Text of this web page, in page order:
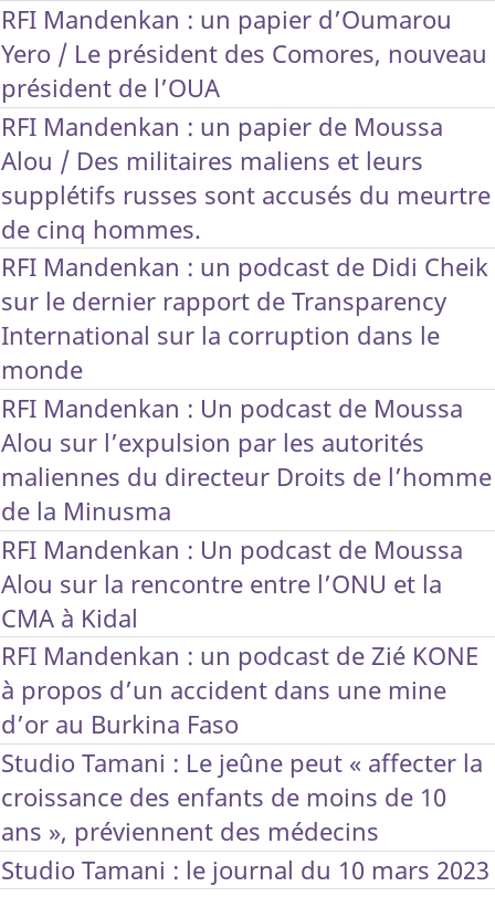
RFI Mandenkan : un papier d’Oumarou
Yero / Le président des Comores, nouveau
président de l’OUA
RFI Mandenkan : un papier de Moussa
Alou / Des militaires maliens et leurs
supplétifs russes sont accusés du meurtre
de cinq hommes.
RFI Mandenkan : un podcast de Didi Cheik
sur le dernier rapport de Transparency
International sur la corruption dans le
monde
RFI Mandenkan : Un podcast de Moussa
Alou sur l’expulsion par les autorités
maliennes du directeur Droits de l’homme
de la Minusma
RFI Mandenkan : Un podcast de Moussa
Alou sur la rencontre entre l’ONU et la
CMA à Kidal
RFI Mandenkan : un podcast de Zié KONE
à propos d’un accident dans une mine
d’or au Burkina Faso
Studio Tamani : Le jeûne peut « affecter la
croissance des enfants de moins de 10
ans », préviennent des médecins
Studio Tamani : le journal du 10 mars 2023